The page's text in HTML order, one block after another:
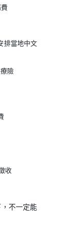
排當地中文
險
收
不一定能